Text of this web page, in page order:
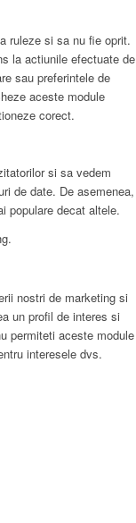
ruleze si sa nu fie oprit.
la actiunile efectuate de
sau preferintele de
aceste module
corect.
si sa vedem
de date. De asemenea,
populare decat altele.
nostri de marketing si
un profil de interes si
permiteti aceste module
interesele dvs.